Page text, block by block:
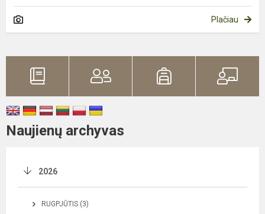
Plačiau
Naujienų archyvas
2026
RUGPJŪTIS (3)